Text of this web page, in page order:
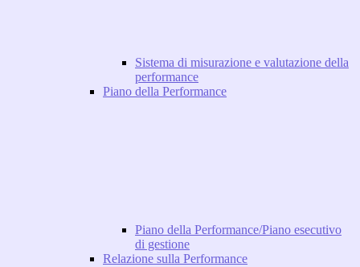
Sistema di misurazione e valutazione della
performance
Piano della Performance
Piano della Performance/Piano esecutivo
di gestione
Relazione sulla Performance